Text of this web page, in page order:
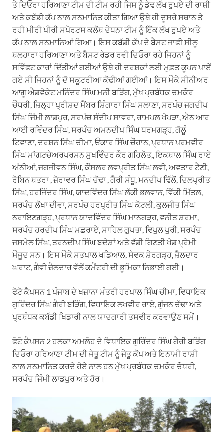
ਤੇ ਦਿਓਰਾ ਹਰਿਆਣਾ ਟੀਮ ਦੀ ਟੀਮ ਰਹੀ ਜਿਸ ਨੂੰ ਡੇਢ ਲੱਖ ਰੁਪਏ ਦੀ ਰਾਸ਼ੀ
ਅਤੇ ਕਬੱਡੀ ਕੱਪ ਨਾਲ ਸਨਮਾਨਿਤ ਕੀਤਾ ਗਿਆ ਉਥੇ ਹੀ ਦੂਸਰੇ ਸਥਾਨ ਤੇ
ਰਹੀ ਮੀਰੀ ਪੀਰੀ ਸਪੋਰਟਸ ਕਲੱਬ ਦੇਧਨਾ ਟੀਮ ਨੂੰ ਇੱਕ ਲੱਖ ਰੁਪਏ ਅਤੇ
ਕੱਪ ਨਾਲ ਸਨਮਾਨਿਆਂ ਗਿਆ। ਇਸ ਕਬੱਡੀ ਕੱਪ ਦੇ ਬੈਸਟ ਜਾਫੀ ਸੀਲੂ
ਬਲਹਾਰਾ ਹਰਿਆਣਾ ਅਤੇ ਬੈਸਟ ਰੇਡਰ ਰਵੀ ਦਿਓਰਾ ਰਹੇ ਜਿਹਨਾਂ ਨੂੰ
ਸਵਿੱਫਟ ਕਾਰਾਂ ਦਿੱਤੀਆਂ ਗਈਆਂ ਉਥੇ ਹੀ ਦਰਸ਼ਕਾਂ ਲਈ ਮੁਫ਼ਤ ਕੂਪਨ ਪਾਏਂ
ਗਏ ਸੀ ਜਿਹਨਾਂ ਨੂੰ ਦੋ ਸਕੂਟਰੀਆ ਕੱਢੀਆਂ ਗਈਆਂ। ਇਸ ਮੌਕੇ ਸੀਨੀਅਰ
ਆਗੂ ਐਡਵੋਕੇਟ ਮਨਿੰਦਰ ਸਿੰਘ ਮਨੀ ਬੜਿੰਗ, ਮੁੱਖ ਪ੍ਰਬੰਧਕ ਚਮਕੌਰ
ਚੌਧਰੀ, ਜ਼ਿਲ੍ਹਾ ਪ੍ਰੀਸ਼ਦ ਮੈਂਬਰ ਸ਼ਿੰਗਾਰਾ ਸਿੰਘ ਸਲਾਣਾ, ਸਰਪੰਚ ਜਗਦੀਪ
ਸਿੰਘ ਜਿੰਮੀ ਲਾਡਪੁਰ, ਸਰਪੰਚ ਸੰਦੀਪ ਸਾਵਰਾ, ਰਾਮਪਲ ਖੋਪੜਾ, ਐਨ ਆਰ
ਆਈ ਰਵਿੰਦਰ ਸਿੰਘ, ਸਰਪੰਚ ਅਮਨਦੀਪ ਸਿੰਘ ਧਰਮਗੜ੍ਹ, ਗੋਲੂੰ
ਟਿਵਾਣਾ, ਦਰਸ਼ਨ ਸਿੰਘ ਚੀਮਾ, ਓਂਕਾਰ ਸਿੰਘ ਚੌਹਾਨ, ਪ੍ਰਧਾਨ ਪਰਮਵੀਰ
ਸਿੰਘ ਮਾਂਗਟਚੇਅਰਪਰਸਨ ਸੁਖਵਿੰਦਰ ਕੌਰ ਗਹਿਲੋਤ,, ਇਕਬਾਲ ਸਿੰਘ ਰਾਏ
ਅੰਨੀਆਂ, ਜਗਜੀਵਨ ਸਿੰਘ, ਕੌਂਸਲਰ ਲਵਪ੍ਰੀਤ ਸਿੰਘ ਲਵੀ, ਅਵਤਾਰ ਟੈਣੀ,
ਰੋਬਿਨ ਬਤਰਾ , ਜ਼ੋਰਾਵਰ ਸਿੰਘ ਚੱਢਾ , ਗੈਰੀ ਸੰਧੂ, ਮਨਦੀਪ ਢਿੱਲੋਂ, ਦਿਲਪ੍ਰੀਤ
ਸਿੰਘ, ਹਰਜਿੰਦਰ ਸਿੰਘ, ਯਾਦਵਿੰਦਰ ਸਿੰਘ ਲੱਕੀ ਭਲਵਾਨ, ਵਿੱਕੀ ਮਿੱਤਲ,
ਸਰਪੰਚ ਲੱਖਾ ਦੀਵਾ, ਸਰਪੰਚ ਹਰਪ੍ਰੀਤ ਸਿੰਘ ਕੋਟਲੀ, ਕੁਲਜੀਤ ਸਿੰਘ
ਨਰਾਇਣਗੜ੍ਹ, ਪ੍ਰਧਾਨ ਯਾਦਵਿੰਦਰ ਸਿੰਘ ਮਾਨਗੜ੍ਹ, ਵਨੀਤ ਸ਼ਰਮਾ,
ਸਰਪੰਚ ਹਰਦੀਪ ਸਿੰਘ ਮਛਰਾਏ, ਸਾਹਿਲ ਗੁਪਤਾ, ਵਿਪੁਲ ਪੁਰੀ, ਸਰਪੰਚ
ਜਸਮੇਲ ਸਿੰਘ, ਤਰਨਦੀਪ ਸਿੰਘ ਬਦੇਸ਼ਾਂ ਅਤੇ ਵੱਡੀ ਗਿਣਤੀ ਖੇਡ ਪ੍ਰੇਮੀ
ਮੌਜੂਦ ਸਨ। ਇਸ ਮੌਕੇ ਸਤਪਾਲ ਖਡਿਆਲ, ਸੇਵਕ ਸ਼ੇਰਗੜ੍ਹ, ਜ਼ੈਲਦਾਰ
ਘਰਾਟ, ਗੈਵੀ ਜ਼ੈਲਦਾਰ ਵੱਲੋਂ ਕਮੈਂਟਰੀ ਦੀ ਭੂਮਿਕਾ ਨਿਭਾਈ ਗਈ।
ਫੋਟੋ ਕੈਪਸਨ 1 ਪੰਜਾਬ ਦੇ ਖਜ਼ਾਨਾ ਮੰਤਰੀ ਹਰਪਾਲ ਸਿੰਘ ਚੀਮਾ, ਵਿਧਾਇਕ
ਗੁਰਿੰਦਰ ਸਿੰਘ ਗੈਰੀ ਬੜਿੰਗ, ਵਿਧਾਇਕ ਲਖਵੀਰ ਰਾਏ, ਗੁੰਜਨ ਚੱਢਾ ਅਤੇ
ਪ੍ਰਬੰਧਕ ਕਬੱਡੀ ਖਿਡਾਰੀ ਨਾਲ ਯਾਦਗਾਰੀ ਤਸਵੀਰ ਕਰਵਾਉਣ ਸਮੇਂ।
ਫੋਟੋ ਕੈਪਸਨ 2 ਹਲਕਾ ਅਮਲੋਹ ਦੇ ਵਿਧਾਇਕ ਗੁਰਿੰਦਰ ਸਿੰਘ ਗੈਰੀ ਬੜਿੰਗ
ਦਿਓਰਾ ਹਰਿਆਣਾ ਟੀਮ ਦੀ ਜੇਤੂ ਟੀਮ ਨੂੰ ਜੇਤੂ ਕੱਪ ਅਤੇ ਇਨਾਮੀ ਰਾਸ਼ੀ
ਨਾਲ ਸਨਮਾਨਿਤ ਕਰਦੇ ਹੋਏ ਨਾਲ ਹਨ ਮੁੱਖ ਪ੍ਰਬੰਧਕ ਚਮਕੌਰ ਚੌਧਰੀ,
ਸਰਪੰਚ ਜਿੰਮੀ ਲਾਡਪੁਰ ਅਤੇ ਹੋਰ।